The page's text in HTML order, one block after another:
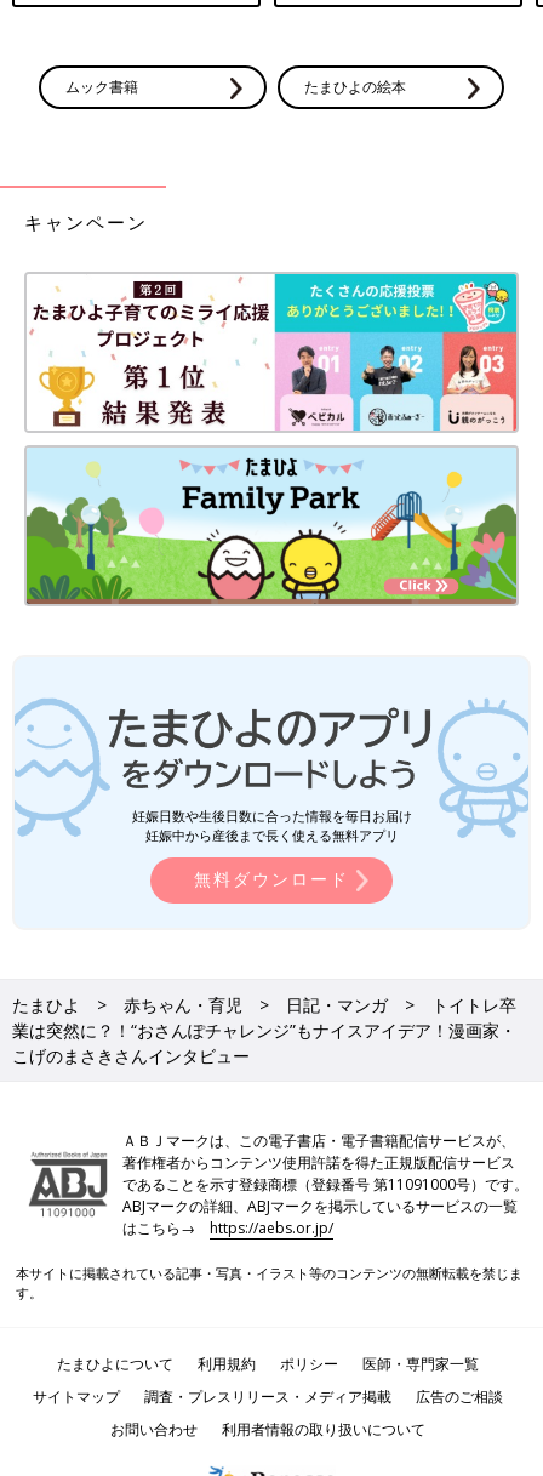
ムック書籍 たまひよの絵本
キャンペーン
妊娠日数や生後日数に合った情報を毎日お届け
妊娠中から産後まで長く使える無料アプリ
無料ダウンロード
たまひよ 赤ちゃん・育児 日記・マンガ
トイトレ卒
業は突然に？！“おさんぽチャレンジ”もナイスアイデア！漫画家・
こげのまさきさんインタビュー
ＡＢＪマークは、この電子書店・電子書籍配信サービスが、
著作権者からコンテンツ使用許諾を得た正規版配信サービス
であることを示す登録商標（登録番号 第11091000号）です。
ABJマークの詳細、ABJマークを掲示しているサービスの一覧
はこちら→https://aebs.or.jp/
本サイトに掲載されている記事・写真・イラスト等のコンテンツの無断転載を禁じま
す。
たまひよについて 利用規約 ポリシー
医師・専門家一覧
サイトマップ
調査・プレスリリース・メディア掲載
広告のご相談
お問い合わせ
利用者情報の取り扱いについて